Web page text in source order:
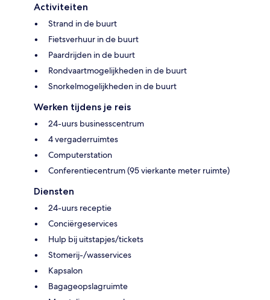
Activiteiten
Strand in de buurt
Fietsverhuur in de buurt
Paardrijden in de buurt
Rondvaartmogelijkheden in de buurt
Snorkelmogelijkheden in de buurt
Werken tijdens je reis
24-uurs businesscentrum
4 vergaderruimtes
Computerstation
Conferentiecentrum (95 vierkante meter ruimte)
Diensten
24-uurs receptie
Conciërgeservices
Hulp bij uitstapjes/tickets
Stomerij-/wasservices
Kapsalon
Bagageopslagruimte